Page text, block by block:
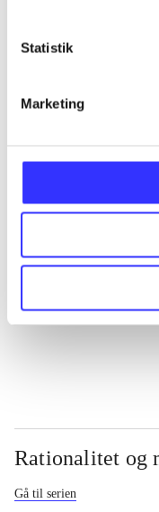
Statistik
Marketing
...
...
Rationalitet og
Gå til serien